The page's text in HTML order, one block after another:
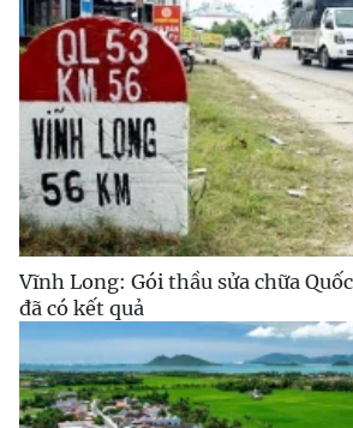
Vĩnh Long: Gói thầu sửa chữa
đã có kết quả